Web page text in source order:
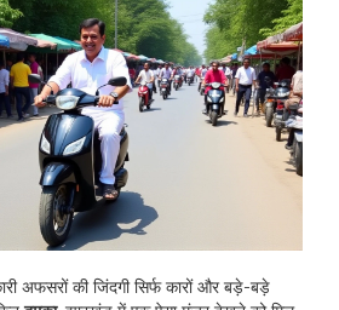
अफसरों की जिंदगी सिर्फ कारों और बड़े-बड़े